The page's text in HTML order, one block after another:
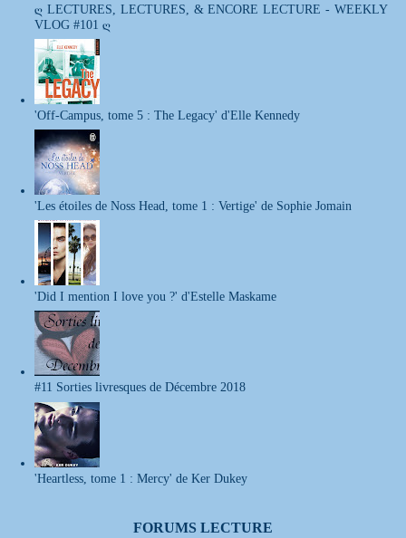
ღ LECTURES, LECTURES, & ENCORE LECTURE - WEEKLY
VLOG #101 ღ
'Off-Campus, tome 5 : The Legacy' d'Elle Kennedy
'Les étoiles de Noss Head, tome 1 : Vertige' de Sophie Jomain
'Did I mention I love you ?' d'Estelle Maskame
#11 Sorties livresques de Décembre 2018
'Heartless, tome 1 : Mercy' de Ker Dukey
FORUMS LECTURE